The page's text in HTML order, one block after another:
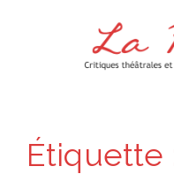
Étiquette